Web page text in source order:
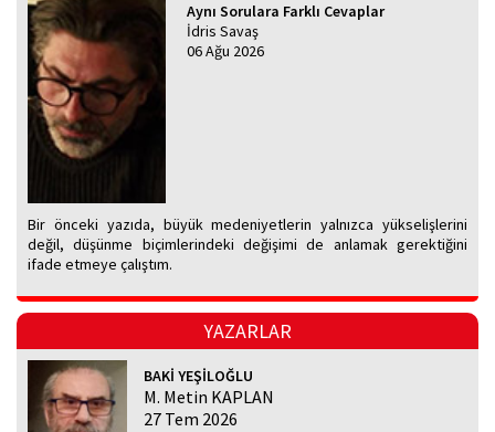
Aynı Sorulara Farklı Cevaplar
İdris Savaş
06 Ağu 2026
Bir önceki yazıda, büyük medeniyetlerin yalnızca yükselişlerini
değil, düşünme biçimlerindeki değişimi de anlamak gerektiğini
ifade etmeye çalıştım.
YAZARLAR
BAKİ YEŞİLOĞLU
M. Metin KAPLAN
27 Tem 2026